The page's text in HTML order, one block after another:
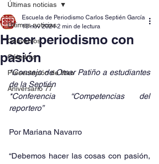
Últimas noticias
Convenios
Cátedras
Presentación de libro
Aniversario 77
Últimas noticias
Hacer periodismo con
pasión
Escuela de Periodismo Carlos Septién García
13 nov 2024 2 min de lectura
*Consejo de Omar Patiño a estudiantes
de la Septién
*Conferencia “Competencias del
reportero”
Por Mariana Navarro
“Debemos hacer las cosas con pasión,